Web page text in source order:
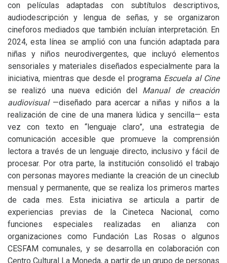
con películas adaptadas con subtítulos descriptivos,
audiodescripción y lengua de señas, y se organizaron
cineforos mediados que también incluían interpretación. En
2024, esta línea se amplió con una función adaptada para
niñas y niños neurodivergentes, que incluyó elementos
sensoriales y materiales diseñados especialmente para la
iniciativa, mientras que desde el programa Escuela al Cine
se realizó una nueva edición del Manual de creación
audiovisual—diseñado para acercar a niñas y niños a la
realización de cine de una manera lúdica y sencilla— esta
vez con texto en “lenguaje claro”, una estrategia de
comunicación accesible que promueve la comprensión
lectora a través de un lenguaje directo, inclusivo y fácil de
procesar. Por otra parte, la institución consolidó el trabajo
con personas mayores mediante la creación de un cineclub
mensual y permanente, que se realiza los primeros martes
de cada mes. Esta iniciativa se articula a partir de
experiencias previas de la Cineteca Nacional, como
funciones especiales realizadas en alianza con
organizaciones como Fundación Las Rosas o algunos
CESFAM comunales, y se desarrolla en colaboración con
Centro Cultural La Moneda, a partir de un grupo de personas